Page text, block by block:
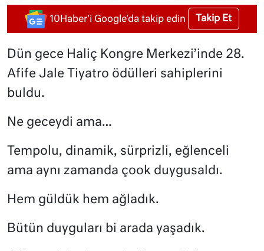
10Haber'i Google'da takip edin Takip Et
Dün gece Haliç Kongre Merkezi’inde 28.
Afife Jale Tiyatro ödülleri sahiplerini
buldu.
Ne geceydi ama…
Tempolu, dinamik, sürprizli, eğlenceli
ama aynı zamanda çook duygusaldı.
Hem güldük hem ağladık.
Bütün duyguları bi arada yaşadık.